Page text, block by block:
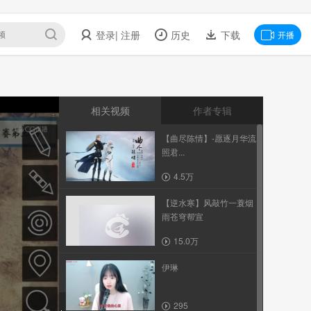
登录| 注册 历史 下载 开播
相关视频 作者专辑
【曲尽陈情】-愿逐月华流
照君...
4.5万
【逆水寒】风敲竹一蓑烟
雨苍穹帮宣
15.0万
伊琳
295